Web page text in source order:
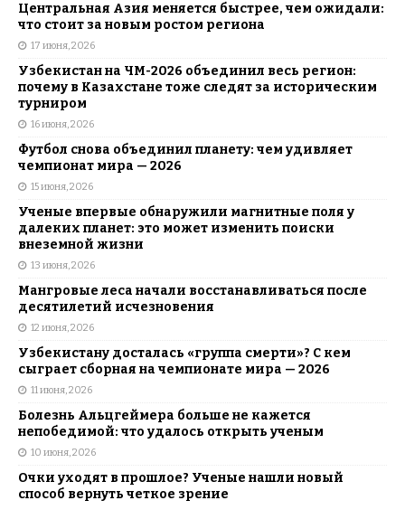
Центральная Азия меняется быстрее, чем ожидали:
что стоит за новым ростом региона
17 июня, 2026
Узбекистан на ЧМ-2026 объединил весь регион:
почему в Казахстане тоже следят за историческим
турниром
16 июня, 2026
Футбол снова объединил планету: чем удивляет
чемпионат мира — 2026
15 июня, 2026
Ученые впервые обнаружили магнитные поля у
далеких планет: это может изменить поиски
внеземной жизни
13 июня, 2026
Мангровые леса начали восстанавливаться после
десятилетий исчезновения
12 июня, 2026
Узбекистану досталась «группа смерти»? С кем
сыграет сборная на чемпионате мира — 2026
11 июня, 2026
Болезнь Альцгеймера больше не кажется
непобедимой: что удалось открыть ученым
10 июня, 2026
Очки уходят в прошлое? Ученые нашли новый
способ вернуть четкое зрение